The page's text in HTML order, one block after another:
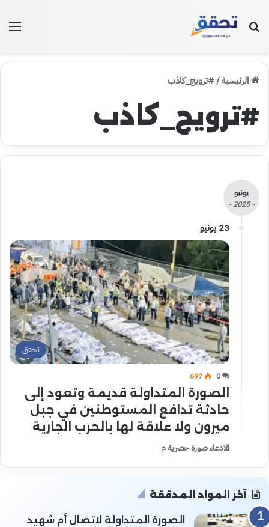
بحث عن
الرئيسية/#ترويج_كاذب
#ترويج_كاذب
يونيو
- 2025 -
23 يونيو
تحقق
0
697
الصورة المتداولة قديمة وتعود إلى
حادثة تدافع المستوطنين في جبل
ميرون ولا علاقة لها بالحرب الجارية
الادعاء صورة حصرية م
آخر المواد المدققة
الصورة المتداولة لاتصال أم شهيد